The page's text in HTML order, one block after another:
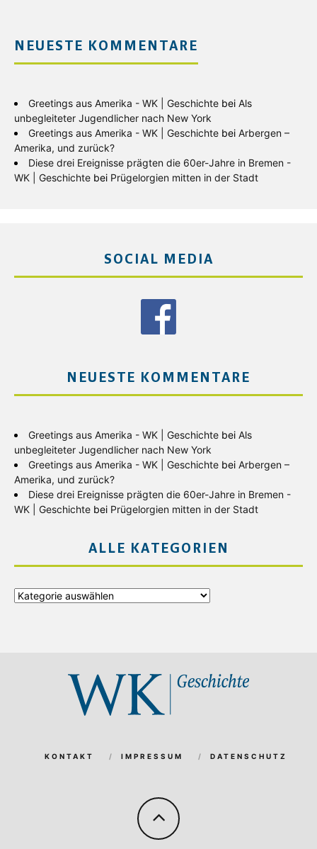
NEUESTE KOMMENTARE
Greetings aus Amerika - WK | Geschichte bei Als
unbegleiteter Jugendlicher nach New York
Greetings aus Amerika - WK | Geschichte bei Arbergen –
Amerika, und zurück?
Diese drei Ereignisse prägten die 60er-Jahre in Bremen -
WK | Geschichte bei Prügelorgien mitten in der Stadt
SOCIAL MEDIA
NEUESTE KOMMENTARE
Greetings aus Amerika - WK | Geschichte bei Als
unbegleiteter Jugendlicher nach New York
Greetings aus Amerika - WK | Geschichte bei Arbergen –
Amerika, und zurück?
Diese drei Ereignisse prägten die 60er-Jahre in Bremen -
WK | Geschichte bei Prügelorgien mitten in der Stadt
ALLE KATEGORIEN
Alle
KONTAKT IMPRESSUM DATENSCHUTZ